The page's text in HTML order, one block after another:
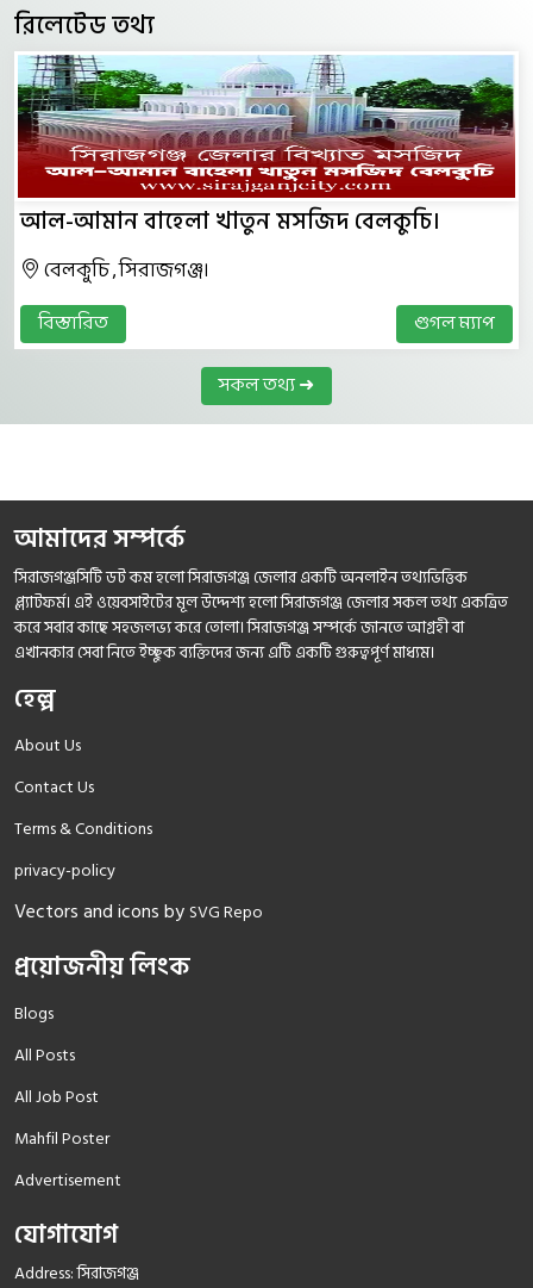
রিলেটেড তথ্য
আল-আমান বাহেলা খাতুন মসজিদ বেলকুচি।
বেলকুচি , সিরাজগঞ্জ।
বিস্তারিত
গুগল ম্যাপ
সকল তথ্য ➜
আমাদের সম্পর্কে
সিরাজগঞ্জসিটি ডট কম হলো সিরাজগঞ্জ জেলার একটি অনলাইন তথ্যভিত্তিক
প্ল্যাটফর্ম। এই ওয়েবসাইটের মূল উদ্দেশ্য হলো সিরাজগঞ্জ জেলার সকল তথ্য একত্রিত
করে সবার কাছে সহজলভ্য করে তোলা। সিরাজগঞ্জ সম্পর্কে জানতে আগ্রহী বা
এখানকার সেবা নিতে ইচ্ছুক ব্যক্তিদের জন্য এটি একটি গুরুত্বপূর্ণ মাধ্যম।
হেল্প
About Us
Contact Us
Terms & Conditions
privacy-policy
Vectors and icons by SVG Repo
প্রয়োজনীয় লিংক
Blogs
All Posts
All Job Post
Mahfil Poster
Advertisement
যোগাযোগ
Address: সিরাজগঞ্জ